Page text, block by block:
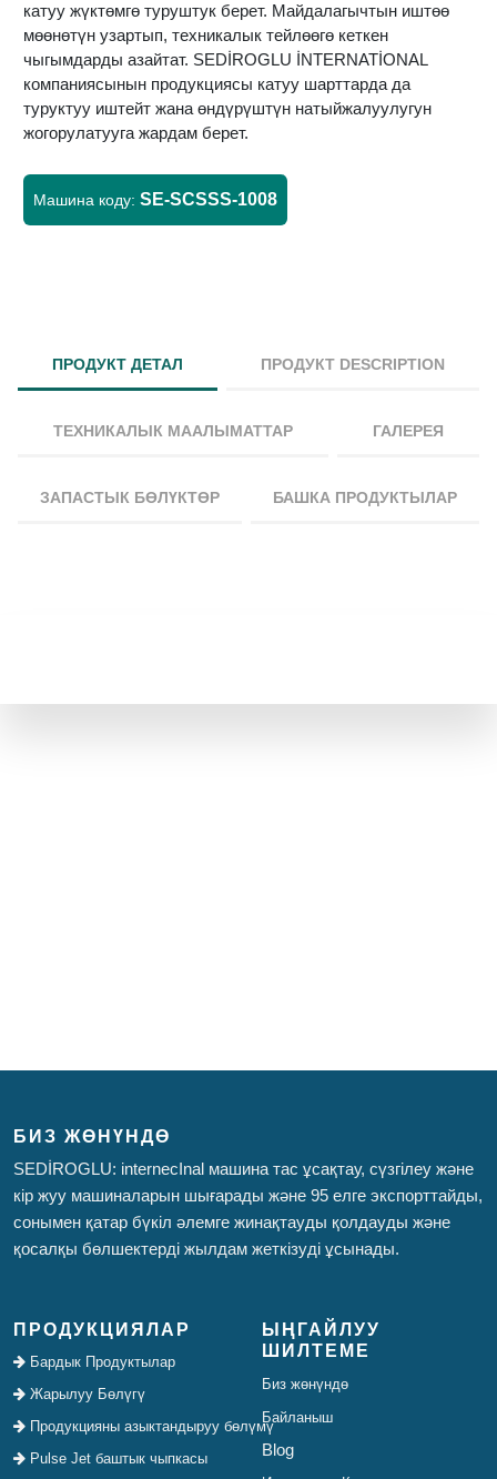
катуу жүктөмгө туруштук берет. Майдалагычтын иштөө
мөөнөтүн узартып, техникалык тейлөөгө кеткен
чыгымдарды азайтат. SEDİROGLU İNTERNATİONAL
компаниясынын продукциясы катуу шарттарда да
туруктуу иштейт жана өндүрүштүн натыйжалуулугун
жогорулатууга жардам берет.
Машина коду: SE-SCSSS-1008
ПРОДУКТ ДЕТАЛ ПРОДУКТ DESCRIPTION
ТЕХНИКАЛЫК МААЛЫМАТТАР ГАЛЕРЕЯ
ЗАПАСТЫК БӨЛҮКТӨР БАШКА ПРОДУКТЫЛАР
БИЗ ЖӨНҮНДӨ
SEDİROGLU: internecInal машина тас ұсақтау, сүзгілеу және
кір жуу машиналарын шығарады және 95 елге экспорттайды,
сонымен қатар бүкіл әлемге жинақтауды қолдауды және
қосалқы бөлшектерді жылдам жеткізуді ұсынады.
ПРОДУКЦИЯЛАР
Бардык Продуктылар
Жарылуу Бөлүгү
Продукцияны азыктандыруу бөлүмү
Pulse Jet баштык чыпкасы
ЫҢГАЙЛУУ
ШИЛТЕМЕ
Биз жөнүндө
Байланыш
Blog